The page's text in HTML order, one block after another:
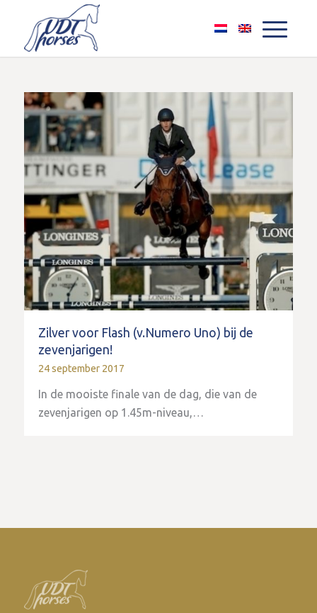
Zilver voor Flash (v.Numero Uno) bij de
zevenjarigen!
24 september 2017
In de mooiste finale van de dag, die van de
zevenjarigen op 1.45m-niveau,…